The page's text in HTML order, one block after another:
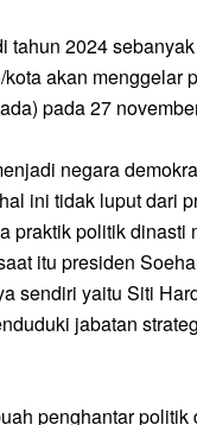
tahun 2024
akan menggelar
pada 27
negara
ini tidak luput dari
praktik politik dinasti
itu presiden
sendiri yaitu Siti
jabatan
penghantar politik